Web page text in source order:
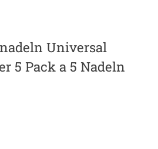
Universal
5 Pack a 5 Nadeln